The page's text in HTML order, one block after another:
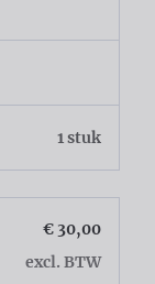
1 stuk
€ 30,00
excl. BTW